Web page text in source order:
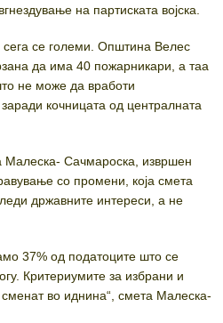
на партиската војска.
се големи. Општина Велес
да има 40 пожарникари, а таа
не може да вработи
кочницата од централната
Малеска- Сачмароска, извршен
со промени, која смета
државните интереси, а не
37% од податоците што се
Критериумите за избрани и
во иднина“, смета Малеска-